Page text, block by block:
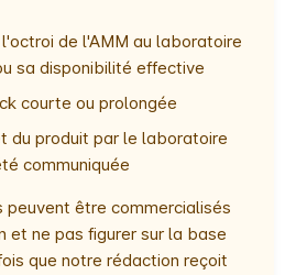
de l'AMM au laboratoire
sa disponibilité effective
courte ou prolongée
du produit par le laboratoire
communiquée
être commercialisés
et ne pas figurer sur la base
que notre rédaction reçoit